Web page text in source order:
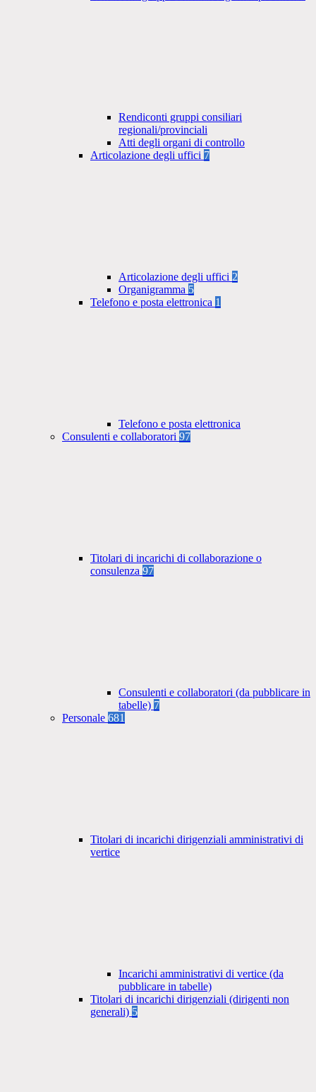
Rendiconti gruppi consiliari
regionali/provinciali
Atti degli organi di controllo
Articolazione degli uffici 7
Articolazione degli uffici 2
Organigramma 5
Telefono e posta elettronica 1
Telefono e posta elettronica
Consulenti e collaboratori 97
Titolari di incarichi di collaborazione o
consulenza 97
Consulenti e collaboratori (da pubblicare in
tabelle) 7
Personale 681
Titolari di incarichi dirigenziali amministrativi di
vertice
Incarichi amministrativi di vertice (da
pubblicare in tabelle)
Titolari di incarichi dirigenziali (dirigenti non
generali) 5